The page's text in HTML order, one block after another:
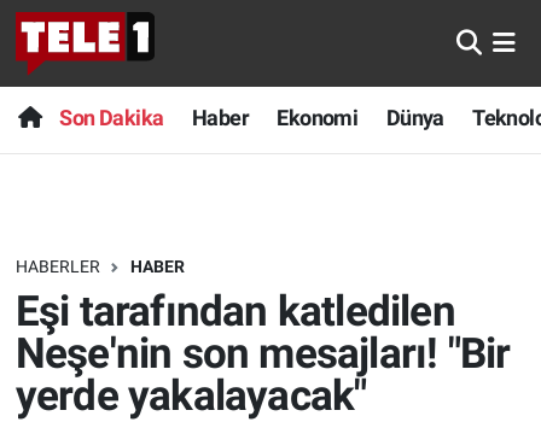
Son Dakika Haber Ekonomi Dünya
HABERLER HABER
Eşi tarafından katledilen
Neşe'nin son mesajları! "Bir
yerde yakalayacak"
Anında Manşet
Başka Sohbetler
Bilim turu
Bilim ve Teknoloji Evreni
Doğa Konuşuyor
Son Dakika
Haber
Dünya
Teknoloji
Sağlık
Nöbetçi Eczaneler
Hava Durumu
Trafik Durumu
Süper Lig Puan Durumu ve Fikstür
Tüm Manşetler